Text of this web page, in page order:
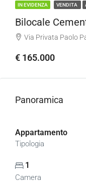
IN EVIDENZA VENDITA
Bilocale
Via Privata Paolo
€ 165.000
Panoramica
Appartamento
Tipologia
1
Camera